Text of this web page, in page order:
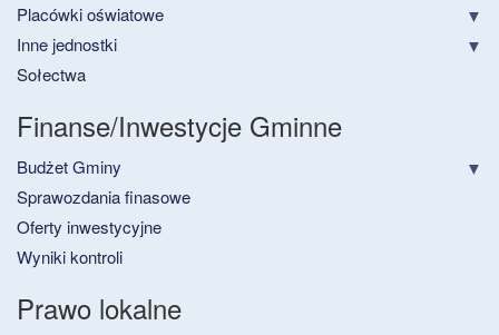
Placówki oświatowe
Inne jednostki
Sołectwa
Finanse/Inwestycje Gminne
Budżet Gminy
Sprawozdania finasowe
Oferty inwestycyjne
Wyniki kontroli
Prawo lokalne